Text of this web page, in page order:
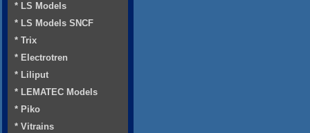
* LS Models
* LS Models SNCF
* Trix
* Electrotren
* Liliput
* LEMATEC Models
* Piko
* Vitrains